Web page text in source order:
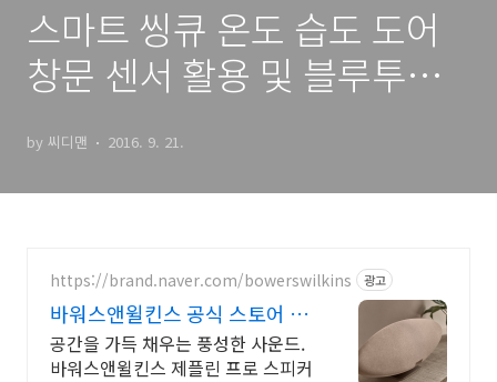
스마트 씽큐 온도 습도 도어
창문 센서 활용 및 블루투스
by 씨디맨 2016. 9. 21.
https://brand.naver.com/bowerswilkins 광고
바워스앤윌킨스 공식 스토어 하
이엔드 명품 오디오
공간을 가득 채우는 풍성한 사운드.
바워스앤윌킨스 제플린 프로 스피커